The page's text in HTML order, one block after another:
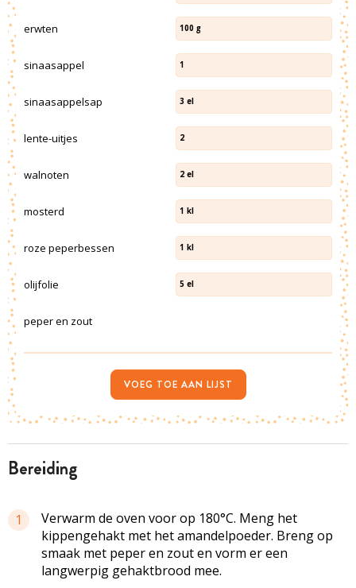
bereiding
1
Verwarm de oven voor op 180°C. Meng het
kippengehakt met het amandelpoeder. Breng op
smaak met peper en zout en vorm er een
langwerpig gehaktbrood mee.
erwten 100 g
sinaasappel 1
sinaasappelsap 3 el
lente-uitjes 2
walnoten 2 el
mosterd 1 kl
roze peperbessen 1 kl
olijfolie 5 el
peper en zout
VOEG TOE AAN LIJST